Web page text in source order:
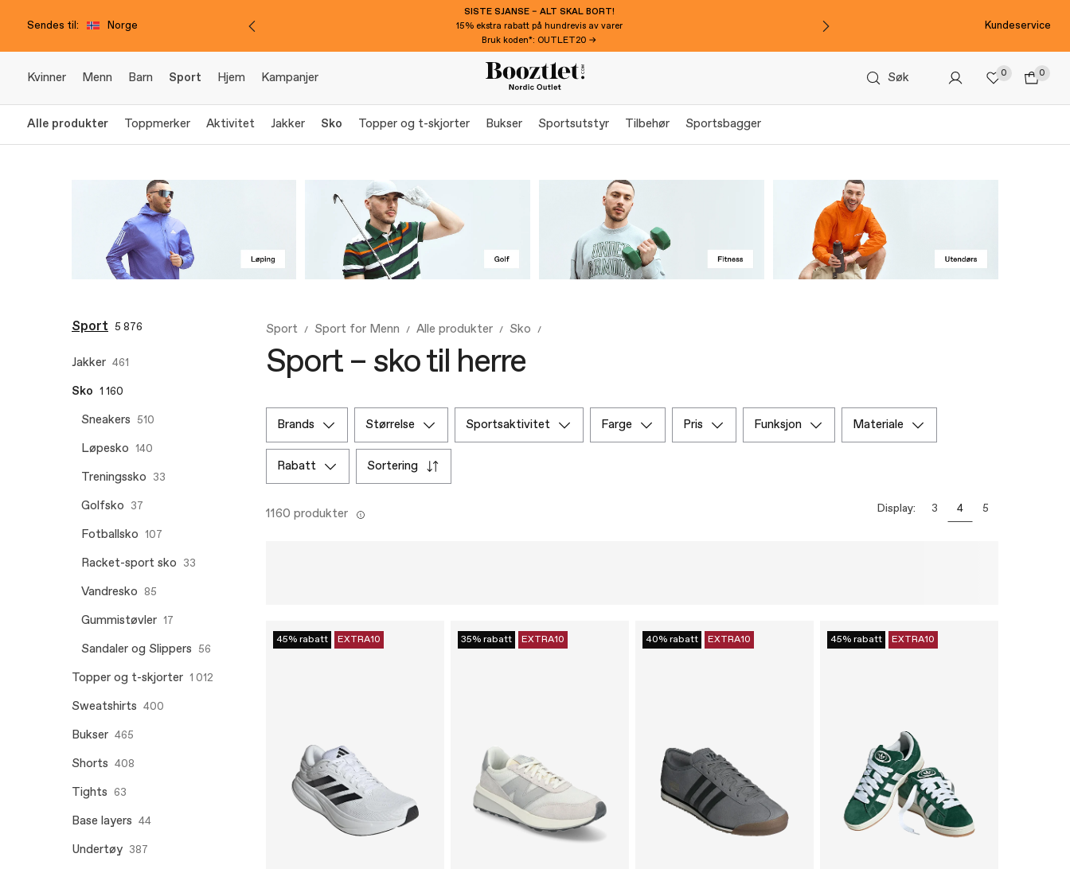
Sendes til: Norge
SISTE SJANSE – ALT SKAL BORT!
15% ekstra rabatt på hundrevis av varer
Bruk koden*: OUTLET20 →
Kundeservice
Kvinner Menn Barn Sport Hjem Kampanjer Søk 0 0
Alle produkter Toppmerker Aktivitet Jakker Sko Topper og t-skjorter Bukser Sportsutstyr Tilbehør Sportsbagger
Sport 5 876
Jakker 461
Sko 1 160
Sneakers 510
Løpesko 140
Treningssko 33
Golfsko 37
Fotballsko 107
Racket-sport sko 33
Vandresko 85
Gummistøvler 17
Sandaler og Slippers 56
Topper og t-skjorter 1 012
Sweatshirts 400
Bukser 465
Shorts 408
Tights 63
Base layers 44
Undertøy 387
Sport Sport for Menn Alle produkter Sko
Sport – sko til herre
brands størrelse sportsaktivitet farge pris funksjon materiale
rabatt sortering
1160 produkter Display: 3 4 5
45% rabatt EXTRA10 35% rabatt EXTRA10 40% rabatt EXTRA10 45% rabatt EXTRA10